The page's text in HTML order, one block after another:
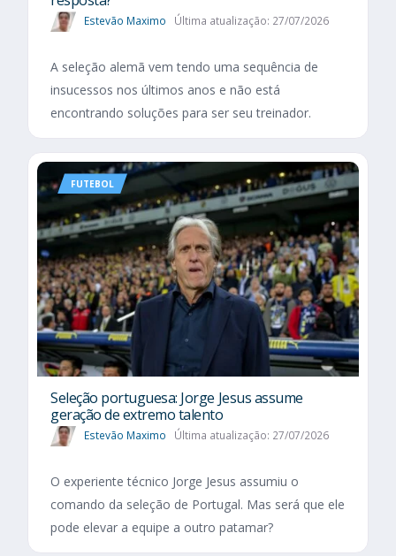
Estevão Maximo Última atualização: 27/07/2026
A seleção alemã vem tendo uma sequência de
insucessos nos últimos anos e não está
encontrando soluções para ser seu treinador.
FUTEBOL
Seleção portuguesa: Jorge Jesus assume
geração de extremo talento
Estevão Maximo Última atualização: 27/07/2026
O experiente técnico Jorge Jesus assumiu o
comando da seleção de Portugal. Mas será que ele
pode elevar a equipe a outro patamar?